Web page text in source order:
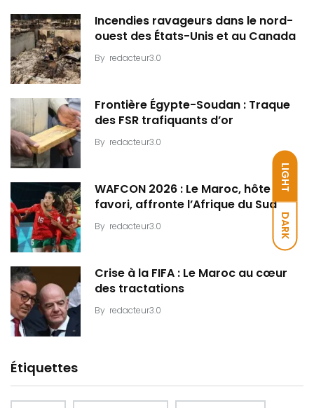
LIGHT
DARK
Incendies ravageurs dans le nord-
ouest des États-Unis et au Canada
By redacteur3.0
Frontière Égypte-Soudan : Traque
des FSR trafiquants d’or
By redacteur3.0
WAFCON 2026 : Le Maroc, hôte et
favori, affronte l’Afrique du Sud
By redacteur3.0
Crise à la FIFA : Le Maroc au cœur
des tractations
By redacteur3.0
Étiquettes